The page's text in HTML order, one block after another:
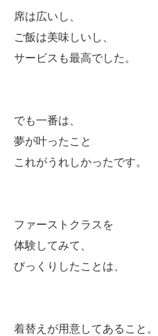
席は広いし、
ご飯は美味しいし、
サービスも最高でした。
でも一番は、
夢が叶ったこと
これがうれしかったです。
ファーストクラスを
体験してみて、
びっくりしたことは、
着替えが用意してあること。